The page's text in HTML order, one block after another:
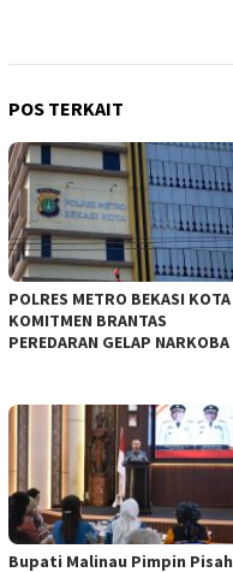
POS TERKAIT
POLRES METRO BEKASI KOTA
KOMITMEN BRANTAS
PEREDARAN GELAP NARKOBA
Bupati Malinau Pimpin Pisah